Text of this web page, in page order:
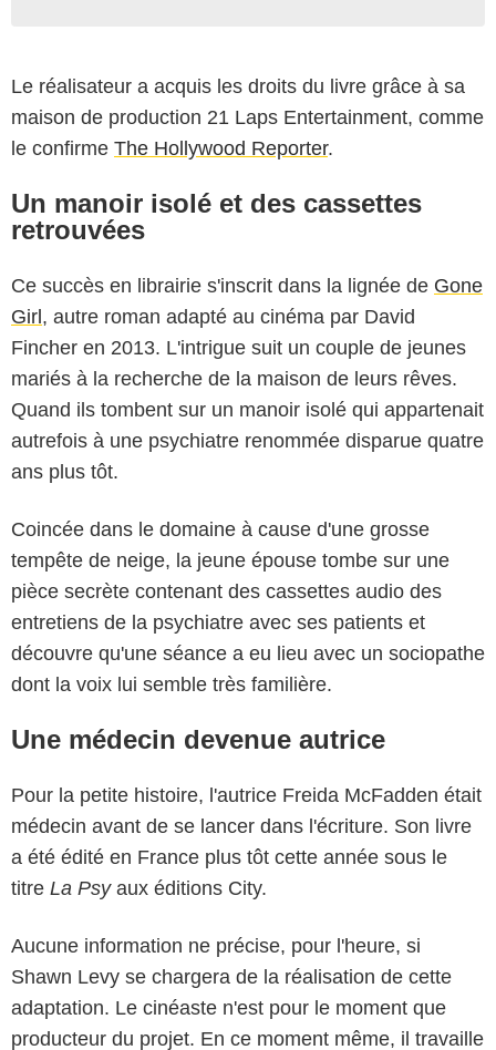
Le réalisateur a acquis les droits du livre grâce à sa
maison de production 21 Laps Entertainment, comme
le confirme The Hollywood Reporter.
Un manoir isolé et des cassettes
retrouvées
Ce succès en librairie s'inscrit dans la lignée de Gone
Girl, autre roman adapté au cinéma par David
Fincher en 2013. L'intrigue suit un couple de jeunes
mariés à la recherche de la maison de leurs rêves.
Quand ils tombent sur un manoir isolé qui appartenait
autrefois à une psychiatre renommée disparue quatre
ans plus tôt.
Coincée dans le domaine à cause d'une grosse
tempête de neige, la jeune épouse tombe sur une
pièce secrète contenant des cassettes audio des
entretiens de la psychiatre avec ses patients et
découvre qu'une séance a eu lieu avec un sociopathe
dont la voix lui semble très familière.
Une médecin devenue autrice
Pour la petite histoire, l'autrice Freida McFadden était
médecin avant de se lancer dans l'écriture. Son livre
a été édité en France plus tôt cette année sous le
titre La Psyaux éditions City.
Aucune information ne précise, pour l'heure, si
Shawn Levy se chargera de la réalisation de cette
adaptation. Le cinéaste n'est pour le moment que
producteur du projet. En ce moment même, il travaille